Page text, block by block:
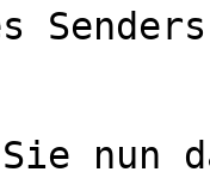
nun